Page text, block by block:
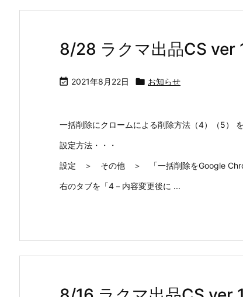
8/28 ラクマ出品CS ver
 2021年8月22日  お知らせ
一括削除にクロームによる削除方法（4）（5）
設定方法・・・
設定 ＞ その他 ＞ 「一括削除をGoogle
右のタブを「4－内容変更後に ...